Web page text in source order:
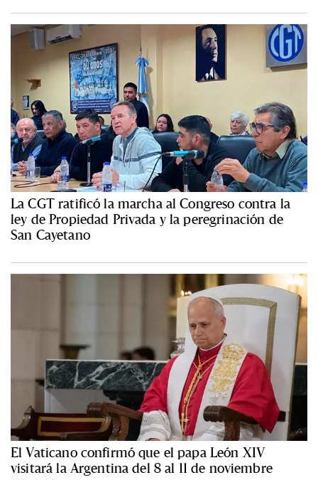
La CGT ratificó la marcha al Congreso contra la
ley de Propiedad Privada y la peregrinación de
San Cayetano
El Vaticano confirmó que el papa León XIV
visitará la Argentina del 8 al 11 de noviembre